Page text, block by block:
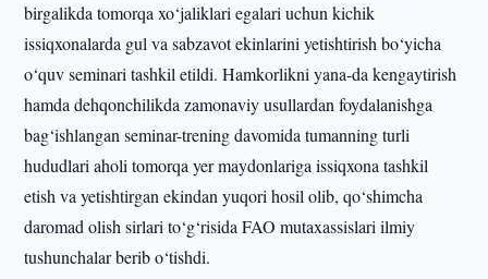
birgalikda tomorqa xo‘jaliklari egalari uchun kichik
issiqxonalarda gul va sabzavot ekinlarini yetishtirish bo‘yicha
o‘quv seminari tashkil etildi. Hamkorlikni yana-da kengaytirish
hamda dehqonchilikda zamonaviy usullardan foydalanishga
bag‘ishlangan seminar-trening davomida tumanning turli
hududlari aholi tomorqa yer maydonlariga issiqxona tashkil
etish va yetishtirgan ekindan yuqori hosil olib, qo‘shimcha
daromad olish sirlari to‘g‘risida FAO mutaxassislari ilmiy
tushunchalar berib o‘tishdi.